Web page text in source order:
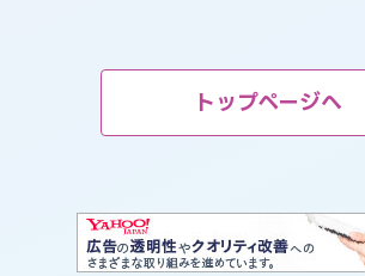
トップページへ